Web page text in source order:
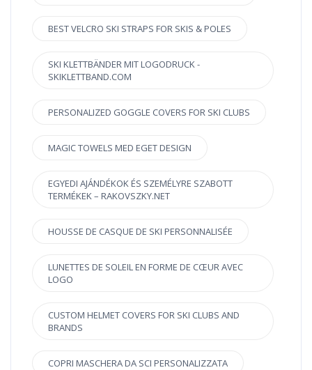
BEST VELCRO SKI STRAPS FOR SKIS & POLES
SKI KLETTBÄNDER MIT LOGODRUCK -
SKIKLETTBAND.COM
PERSONALIZED GOGGLE COVERS FOR SKI CLUBS
MAGIC TOWELS MED EGET DESIGN
EGYEDI AJÁNDÉKOK ÉS SZEMÉLYRE SZABOTT
TERMÉKEK – RAKOVSZKY.NET
HOUSSE DE CASQUE DE SKI PERSONNALISÉE
LUNETTES DE SOLEIL EN FORME DE CŒUR AVEC
LOGO
CUSTOM HELMET COVERS FOR SKI CLUBS AND
BRANDS
COPRI MASCHERA DA SCI PERSONALIZZATA